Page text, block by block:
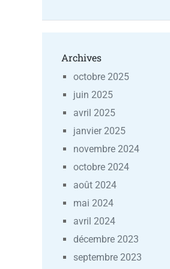
Archives
octobre 2025
juin 2025
avril 2025
janvier 2025
novembre 2024
octobre 2024
août 2024
mai 2024
avril 2024
décembre 2023
septembre 2023